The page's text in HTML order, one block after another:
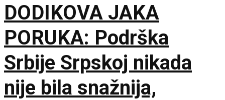
je Bog u pomoći
DODIKOVA JAKA
PORUKA: Podrška
Srbije Srpskoj nikada
nije bila snažnija,